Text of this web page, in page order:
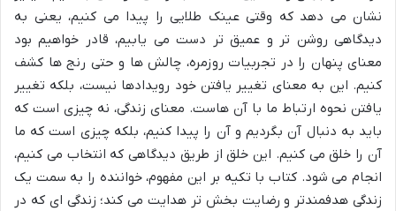
نشان می دهد که وقتی عینک طلایی را پیدا می کنیم، یعنی به
دیدگاهی روشن تر و عمیق تر دست می یابیم، قادر خواهیم بود
معنای پنهان را در تجربیات روزمره، چالش ها و حتی رنج ها کشف
کنیم. این به معنای تغییر یافتن خود رویدادها نیست، بلکه تغییر
یافتن نحوه ارتباط ما با آن هاست. معنای زندگی، نه چیزی است که
باید به دنبال آن بگردیم و آن را پیدا کنیم، بلکه چیزی است که ما
آن را خلق می کنیم. این خلق از طریق دیدگاهی که انتخاب می کنیم،
انجام می شود. کتاب با تکیه بر این مفهوم، خواننده را به سمت یک
زندگی هدفمندتر و رضایت بخش تر هدایت می کند؛ زندگی ای که در